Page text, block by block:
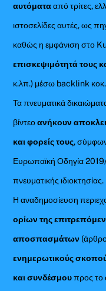
αυτόματααπό τρίτες,
ιστοσελίδες αυτές, ως
καθώς η εμφάνιση στο
επισκεψιμότητά τους
κ.λπ.) μέσω backlink κοκ.
Τα πνευματικά
βίντεοανήκουν
και φορείς τους,
Ευρωπαϊκή Οδηγία
πνευματικής ιδιοκτησίας.
Η αναδημοσίευση
ορίων της
αποσπασμάτων
ενημερωτικούς
και συνδέσμουπρος το